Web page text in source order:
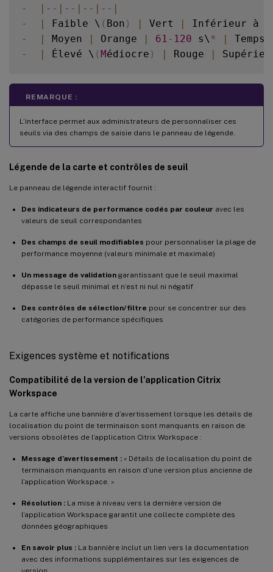
-
-- -- -- --
-
Faible \ ( Bon ) Vert Inférieur à
-
Moyen Orange 61 - 120 s\*
-
Élevé \ ( Médiocre ) Rouge
REMARQUE :
L’interface permet aux administrateurs de personnaliser ces
seuils via des champs de saisie dans le panneau de légende.
Légende de la carte et contrôles de seuil
Le panneau de légende interactif fournit :
Des indicateurs de performance codés par couleur avec les
valeurs de seuil correspondantes
Des champs de seuil modifiables pour personnaliser la plage de
performance moyenne (valeurs minimale et maximale)
Un message de validation garantissant que le seuil maximal
dépasse le seuil minimal et n’est ni nul ni négatif
Des contrôles de sélection/filtre pour se concentrer sur des
catégories de performance spécifiques
Exigences système et notifications
Compatibilité de la version de l’application Citrix
Workspace
La carte affiche une bannière d’avertissement lorsque les détails de
localisation du point de terminaison sont manquants en raison de
versions obsolètes de l’application Citrix Workspace :
Message d’avertissement : « Détails de localisation du point de
terminaison manquants en raison d’une version plus ancienne de
l’application Workspace. »
Résolution : La mise à niveau vers la dernière version de
l’application Workspace garantit une collecte complète des
données géographiques
En savoir plus : La bannière inclut un lien vers la documentation
avec des informations supplémentaires sur les exigences de